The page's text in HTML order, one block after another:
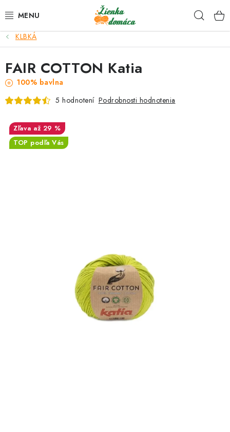
na
KLBKÁ
GALANTÉRIA
ČASOPISY, NÁVODY
DARČEKOVÉ POUKÁŽKY
KLBKÁ
FAIR COTTON Katia
100% bavlna
5 hodnotení Podrobnosti hodnotenia
až 29 %
TOP podľa Vás